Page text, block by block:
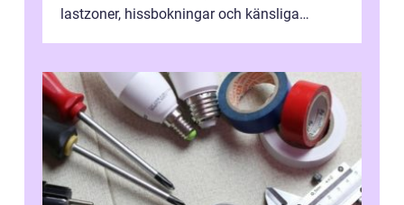
lastzoner, hissbokningar och känsliga